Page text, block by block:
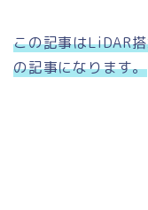
この記事はLiDAR
の記事になります。